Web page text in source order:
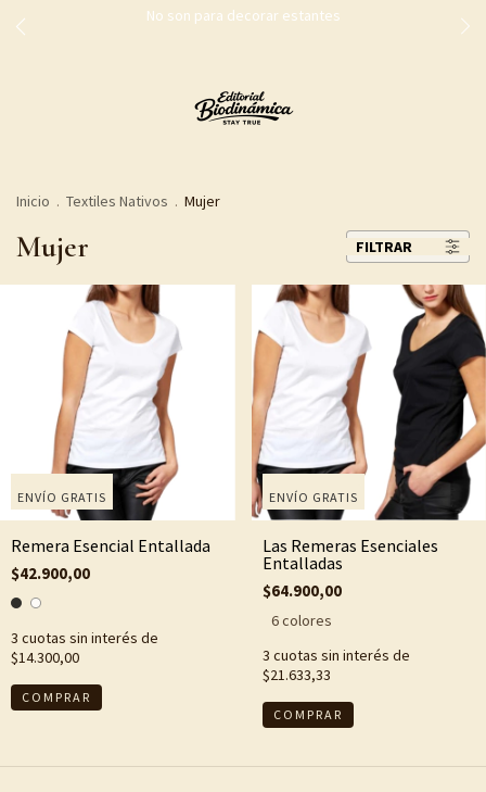
No son para decorar estantes
Inicio . Textiles Nativos . Mujer
Mujer FILTRAR
ENVÍO GRATIS
Remera Esencial Entallada
$42.900,00
3 cuotas sin interés de
$14.300,00
COMPRAR
ENVÍO GRATIS
Las Remeras Esenciales
Entalladas
$64.900,00
6 colores
3 cuotas sin interés de
$21.633,33
COMPRAR